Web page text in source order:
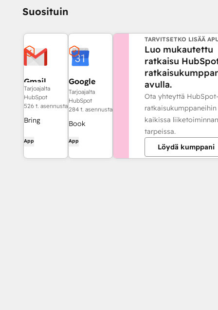
Suosituin
Gmail
Tarjoajalta
HubSpot
526 t. asennusta
Bring
your inbox
with the
App
Google
Calendar
Tarjoajalta
HubSpot
284 t. asennusta
Book
quickly and
easily with
App
TARVITSETKO LISÄÄ
Luo mukautettu
ratkaisu
avulla.
Ota yhteyttä
ratkaisukumppaneihin
kaikissa liiketoiminnan
tarpeissa.
Löydä kumppani